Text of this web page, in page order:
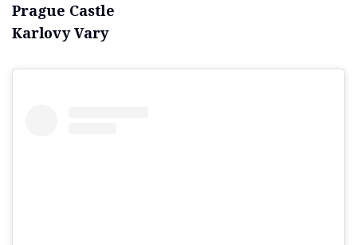
Prague Castle
Karlovy Vary